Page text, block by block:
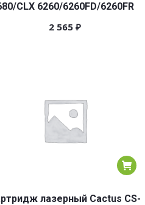
CLX 6260/6260FD/6260FR
2 565 ₽
лазерный Cactus CS-